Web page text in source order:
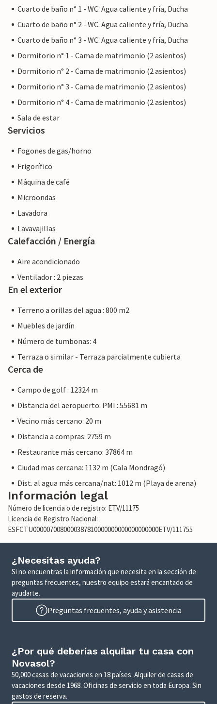
Nota: Esta propiedad está gestionada por un propietario
privado, no por una empresa ni un comerciante. Esto
significa que es posible que no se aplique la legislación de la
UE en materia de consumo. Sin embargo, puede estar
seguro de que le proporcionaremos el mismo nivel de
servicio al cliente y su estancia no será diferente a reservar
alojamiento con un propietario profesional.
Cuarto de baño n° 1 - WC. Agua caliente y fría, Ducha
Cuarto de baño n° 2 - WC. Agua caliente y fría, Ducha
Cuarto de baño n° 3 - WC. Agua caliente y fría, Ducha
Dormitorio n° 1 - Cama de matrimonio (2 asientos)
Dormitorio n° 2 - Cama de matrimonio (2 asientos)
Dormitorio n° 3 - Cama de matrimonio (2 asientos)
Dormitorio n° 4 - Cama de matrimonio (2 asientos)
Sala de estar
Servicios
Fogones de gas/horno
Frigorífico
Máquina de café
Microondas
Lavadora
Lavavajillas
Calefacción / Energía
Aire acondicionado
Ventilador : 2 piezas
En el exterior
Terreno a orillas del agua : 800 m2
Muebles de jardín
Número de tumbonas: 4
Terraza o similar - Terraza parcialmente cubierta
Cerca de
Campo de golf : 12324 m
Distancia del aeropuerto: PMI : 55681 m
Vecino más cercano: 20 m
Distancia a compras: 2759 m
Restaurante más cercano: 37864 m
Ciudad mas cercana: 1132 m (Cala Mondragó)
Dist. al agua más cercana/nat: 1012 m (Playa de arena)
Información legal
Número de licencia o de registro: ETV/11175
Licencia de Registro Nacional:
ESFCTU0000070080000387810000000000000000000ETV/111755
¿Necesitas ayuda?
Si no encuentras la información que necesita en la sección de
preguntas frecuentes, nuestro equipo estará encantado de
ayudarte.
Preguntas frecuentes, ayuda y asistencia
¿Por qué deberías alquilar tu casa con
Novasol?
50,000 casas de vacaciones en 18 países. Alquiler de casas de
vacaciones desde 1968. Oficinas de servicio en toda Europa. Sin
gastos de reserva.